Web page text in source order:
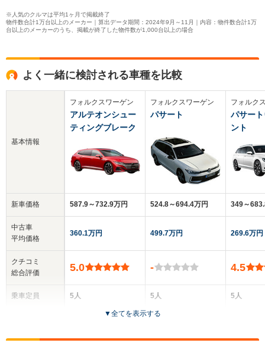
※人気のクルマは平均1ヶ月で掲載終了
物件数合計1万台以上のメーカー｜算出データ期間：2024年9月～11月｜内容：物件数合計1万
台以上のメーカーのうち、掲載が終了した物件数が1,000台以上の場合
よく一緒に検討される車種を比較
基本情報
新車価格
中古車
平均価格
クチコミ
総合評価
乗車定員
フォルクスワーゲン
アルテオンシュー
ティングブレーク
587.9～732.9万円
360.1万円
5.0
5人
フォルクスワーゲン
パサート
524.8～694.4万円
499.7万円
-
5人
5ドア
フォルク
パサー
ント
349～
269.6万円
4.5
5人
▼全てを表示する